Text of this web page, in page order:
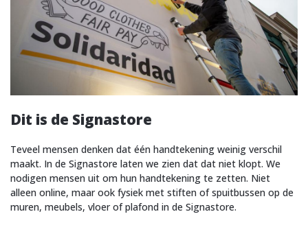
Dit is de Signastore
Teveel mensen denken dat één handtekening weinig verschil
maakt. In de Signastore laten we zien dat dat niet klopt. We
nodigen mensen uit om hun handtekening te zetten. Niet
alleen online, maar ook fysiek met stiften of spuitbussen op de
muren, meubels, vloer of plafond in de Signastore.